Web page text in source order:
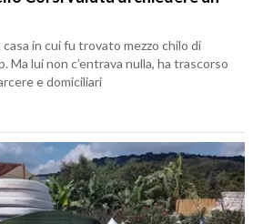
in cui fu trovato mezzo chilo di
Ma lui non c’entrava nulla, ha trascorso
e domiciliari